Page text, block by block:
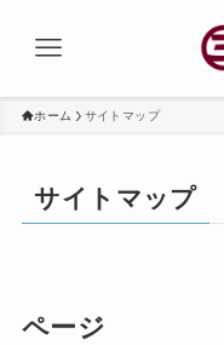
ホーム サイトマップ
サイトマップ
ページ